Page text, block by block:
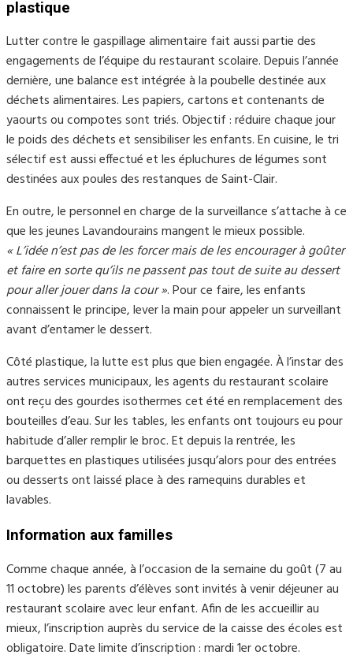
plastique
Lutter contre le gaspillage alimentaire fait aussi partie des
engagements de l’équipe du restaurant scolaire. Depuis l’année
dernière, une balance est intégrée à la poubelle destinée aux
déchets alimentaires. Les papiers, cartons et contenants de
yaourts ou compotes sont triés. Objectif : réduire chaque jour
le poids des déchets et sensibiliser les enfants. En cuisine, le tri
sélectif est aussi effectué et les épluchures de légumes sont
destinées aux poules des restanques de Saint-Clair.
En outre, le personnel en charge de la surveillance s’attache à ce
que les jeunes Lavandourains mangent le mieux possible.
« L’idée n’est pas de les forcer mais de les encourager à goûter
et faire en sorte qu’ils ne passent pas tout de suite au dessert
pour aller jouer dans la cour ». Pour ce faire, les enfants
connaissent le principe, lever la main pour appeler un surveillant
avant d’entamer le dessert.
Côté plastique, la lutte est plus que bien engagée. À l’instar des
autres services municipaux, les agents du restaurant scolaire
ont reçu des gourdes isothermes cet été en remplacement des
bouteilles d’eau. Sur les tables, les enfants ont toujours eu pour
habitude d’aller remplir le broc. Et depuis la rentrée, les
barquettes en plastiques utilisées jusqu’alors pour des entrées
ou desserts ont laissé place à des ramequins durables et
lavables.
Information aux familles
Comme chaque année, à l’occasion de la semaine du goût (7 au
11 octobre) les parents d’élèves sont invités à venir déjeuner au
restaurant scolaire avec leur enfant. Afin de les accueillir au
mieux, l’inscription auprès du service de la caisse des écoles est
obligatoire. Date limite d’inscription : mardi 1er octobre.